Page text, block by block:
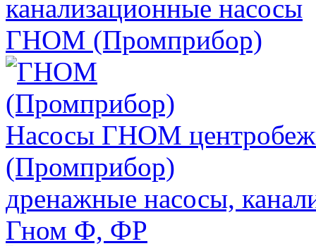
канализационные насосы
ГНОМ (Промприбор)
Насосы ГНОМ
(Промприбор)
дренажные насосы,
Гном Ф, ФР